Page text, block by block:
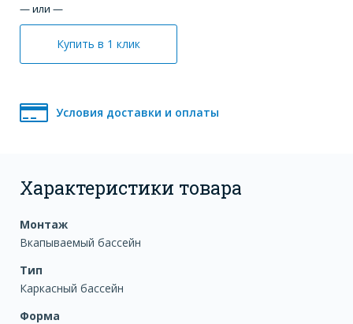
— или —
Купить в 1 клик
Условия доставки и оплаты
Характеристики товара
Монтаж
Вкапываемый бассейн
Тип
Каркасный бассейн
Форма